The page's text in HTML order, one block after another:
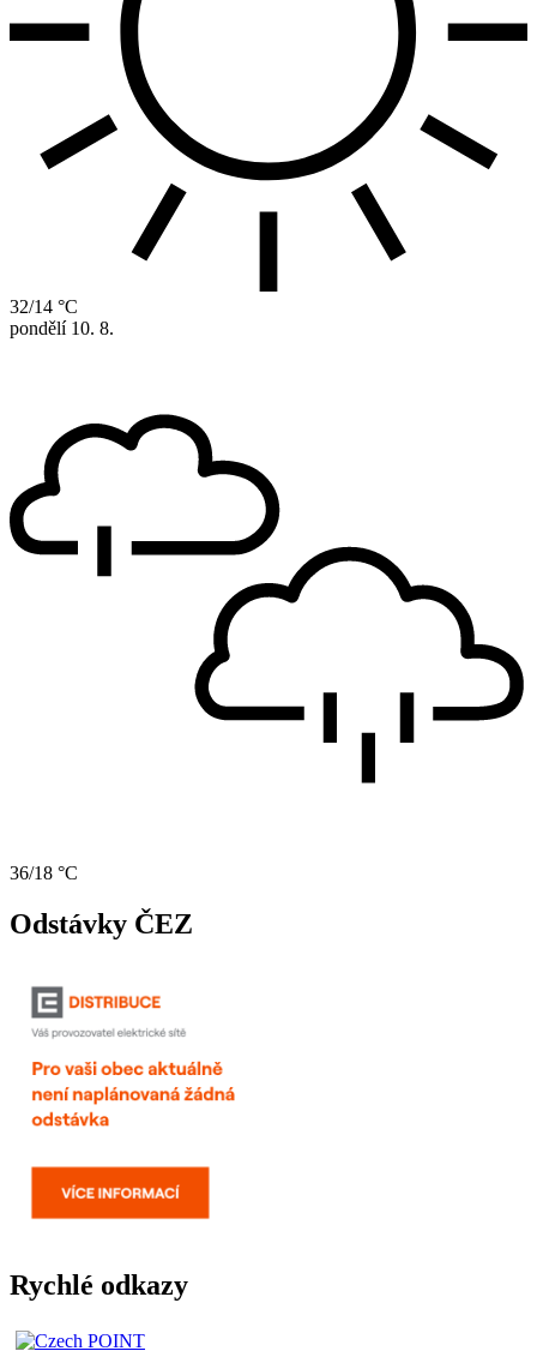
32/14 °C
pondělí 10. 8.
36/18 °C
Odstávky ČEZ
Rychlé odkazy